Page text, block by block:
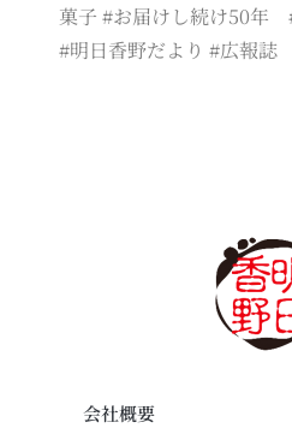
菓子 #お届けし続け50年
#明日香野だより #広報誌
会社概要